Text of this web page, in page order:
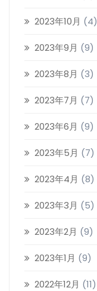
2023年10月 (4)
2023年9月 (9)
2023年8月 (3)
2023年7月 (7)
2023年6月 (9)
2023年5月 (7)
2023年4月 (8)
2023年3月 (5)
2023年2月 (9)
2023年1月 (9)
2022年12月 (11)